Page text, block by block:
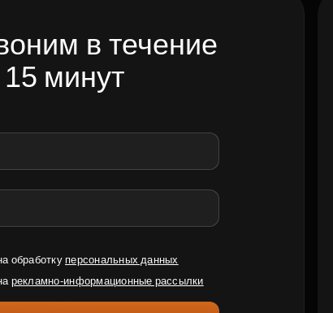
в течение
15 минут
обработку персональных данных
рекламно-информационные рассылки